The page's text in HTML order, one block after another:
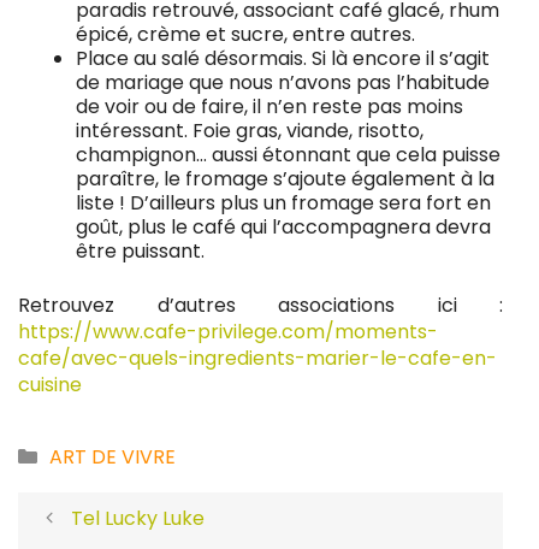
paradis retrouvé, associant café glacé, rhum
épicé, crème et sucre, entre autres.
Place au salé désormais. Si là encore il s’agit
de mariage que nous n’avons pas l’habitude
de voir ou de faire, il n’en reste pas moins
intéressant. Foie gras, viande, risotto,
champignon… aussi étonnant que cela puisse
paraître, le fromage s’ajoute également à la
liste ! D’ailleurs plus un fromage sera fort en
goût, plus le café qui l’accompagnera devra
être puissant.
Retrouvez d’autres associations ici :
https://www.cafe-privilege.com/moments-
cafe/avec-quels-ingredients-marier-le-cafe-en-
cuisine
Catégories
ART DE VIVRE
Tel Lucky Luke